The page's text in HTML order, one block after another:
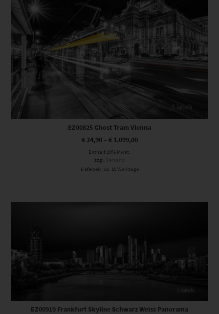
EZ00825 Ghost Tram Vienna
€24,90– €1.099,00
Enthält 19% Mwst.
zzgl. Versand
Lieferzeit: ca. 10 Werktage
Dieses Produkt weist mehrere Varianten auf. Die Optionen können auf der Produktseite gewählt werden
EZ00919 Frankfurt Skyline Schwarz Weiss Panorama